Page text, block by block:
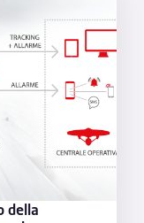
della